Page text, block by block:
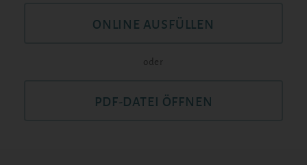
ONLINE AUSFÜLLEN
oder
PDF-DATEI ÖFFNEN